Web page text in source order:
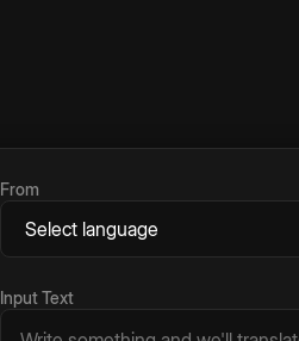
From
Input Text